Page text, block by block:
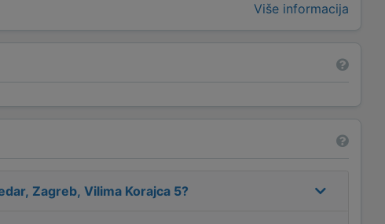
Više informacija
Zagreb, Vilima Korajca 5?